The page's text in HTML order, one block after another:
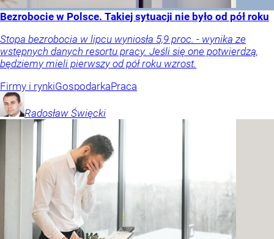
Bezrobocie w Polsce. Takiej sytuacji nie było od pół roku
Stopa bezrobocia w lipcu wyniosła 5,9 proc. - wynika ze
wstępnych danych resortu pracy. Jeśli się one potwierdzą,
będziemy mieli pierwszy od pół roku wzrost.
Firmy i rynkiGospodarkaPraca
Radosław Święcki